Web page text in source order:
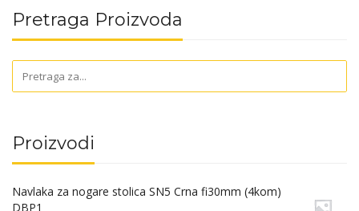
Pretraga Proizvoda
Proizvodi
Navlaka za nogare stolica SN5 Crna fi30mm (4kom)
DBP1